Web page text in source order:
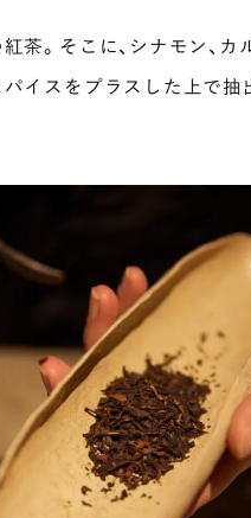
茶。そこに、シナモン、カ
イスをプラスした上で抽